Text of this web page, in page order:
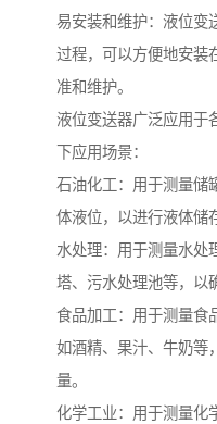
易安装和维护：液位变
过程，可以方便地安装
准和维护。
液位变送器广泛应用于
下应用场景：
石油化工：用于测量储
体液位，以进行液体储
水处理：用于测量水处
塔、污水处理池等，以
食品加工：用于测量食
如酒精、果汁、牛奶等
量。
化学工业：用于测量化